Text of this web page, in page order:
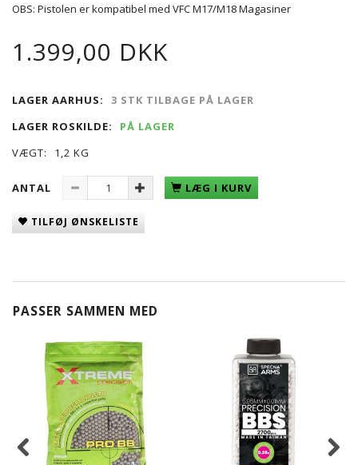
OBS: Pistolen er kompatibel med VFC M17/M18 Magasiner
1.399,00 DKK
LAGER AARHUS:
3 STK TILBAGE PÅ LAGER
LAGER ROSKILDE:
PÅ LAGER
VÆGT:
1,2 KG
ANTAL LÆG I KURV
TILFØJ ØNSKELISTE
PASSER SAMMEN MED